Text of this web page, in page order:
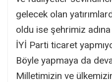
gelecek olan
oldu ise şehrimiz
İYİ Parti ticaret
Böyle yapmaya da
Milletimizin ve